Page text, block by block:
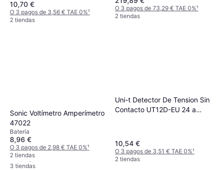
Testo 0590 7450 Voltage
Tester
Red eléctrica, Batería
44,13 €
O 3 pagos de 14,71 € TAE 0%
3 tiendas
10,70 €
O 3 pagos de 3,56 € TAE 0%¹
2 tiendas
O 3 pagos de 73,29 € TAE 0%¹
2 tiendas
Sonic Voltímetro Amperímetro
47022
Batería
8,96 €
O 3 pagos de 2,98 € TAE 0%¹
2 tiendas
Uni-t Detector De Tension Sin
Contacto UT12D-EU 24 a
10,54 €
O 3 pagos de 3,51 € TAE 0%¹
2 tiendas